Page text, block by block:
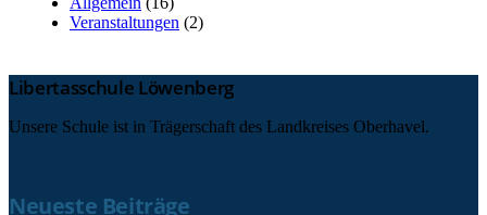
Veranstaltungen (2)
Libertasschule Löwenberg
Unsere Schule ist in Trägerschaft des Landkreises Oberhavel.
Neueste Beiträge